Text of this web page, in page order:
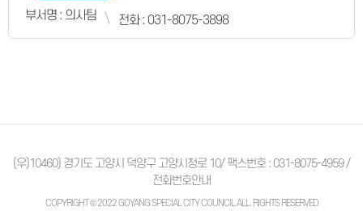
부서명 : 의사팀 전화 : 031-8075-3898
(우)10460) 경기도 고양시 덕양구 고양시청로 10/ 팩스번호 : 031-8075-4959 /
전화번호안내
COPYRIGHT © 2022 GOYANG SPECIAL CITY COUNCIL ALL. RIGHTS RESERVED